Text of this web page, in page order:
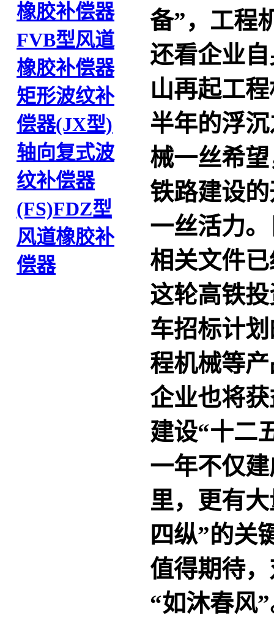
橡胶补偿器
FVB型风道
橡胶补偿器
矩形波纹补
偿器(JX型)
轴向复式波
纹补偿器
(FS)FDZ型
风道橡胶补
偿器
备”，工程
还看企业
山再起工
半年的浮
械一丝希
铁路建设
一丝活力
相关文件
这轮高铁
车招标计
程机械等
企业也将
建设“十二
一年不仅
里，更有
四纵”的关
值得期待
“如沐春